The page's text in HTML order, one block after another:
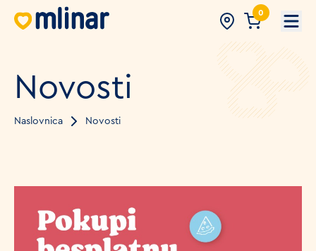
0
Novosti
Naslovnica Novosti